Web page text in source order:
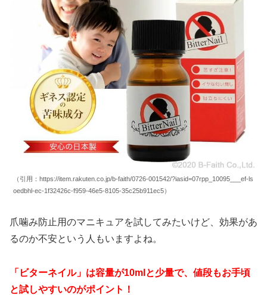
（引用：https://item.rakuten.co.jp/b-faith/0726-001542/?iasid=07rpp_10095___ef-ls
oedbhl-ec-1f32426c-f959-46e5-8105-35c25b911ec5）
爪噛み防止用のマニキュアを試してみたいけど、効果があ
るのか不安という人もいますよね。
「ビターネイル」は容量が10mlと少量で、値段もお手頃
と試しやすいのがポイント！